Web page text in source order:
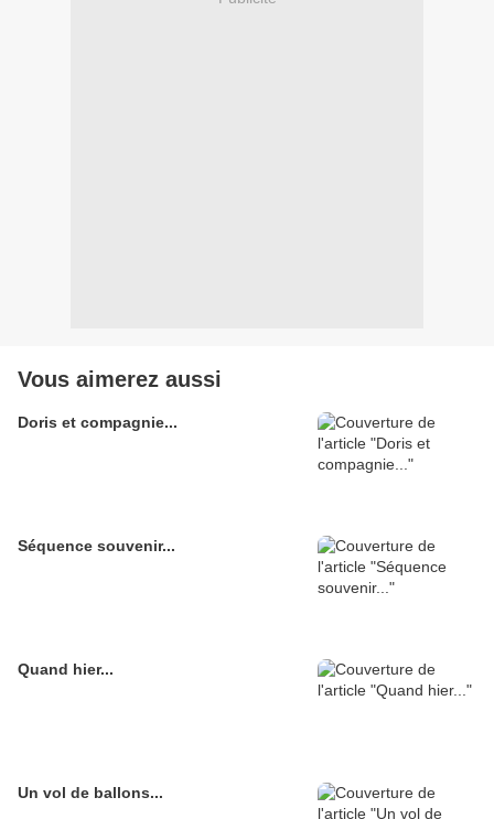
Vous aimerez aussi
Doris et compagnie...
Séquence souvenir...
Quand hier...
Un vol de ballons...